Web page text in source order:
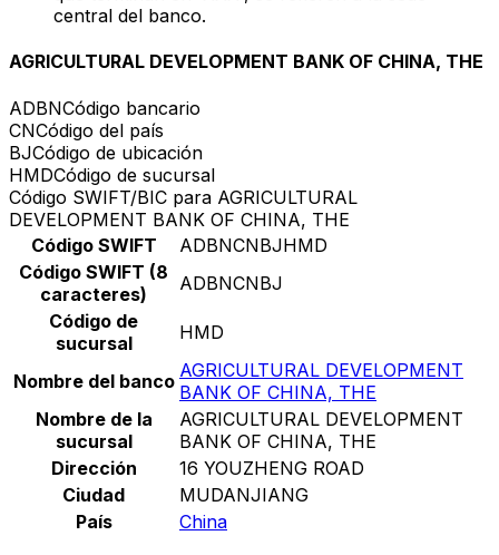
central del banco.
AGRICULTURAL DEVELOPMENT BANK OF CHINA, THE
ADBNCódigo bancario
CNCódigo del país
BJCódigo de ubicación
HMDCódigo de sucursal
Código SWIFT/BIC para AGRICULTURAL
DEVELOPMENT BANK OF CHINA, THE
Código SWIFT
ADBNCNBJHMD
Código SWIFT (8
caracteres)
ADBNCNBJ
Código de
sucursal
HMD
Nombre del banco AGRICULTURAL DEVELOPMENT
BANK OF CHINA, THE
Nombre de la
sucursal
AGRICULTURAL DEVELOPMENT
BANK OF CHINA, THE
Dirección
16 YOUZHENG ROAD
Ciudad
MUDANJIANG
País
China